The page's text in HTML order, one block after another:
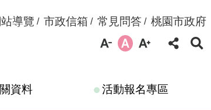
導覽 市政信箱 常見問答 桃園市政府
資料 活動報名專區